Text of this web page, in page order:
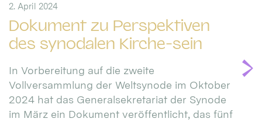
Dokument zu Perspektiven
des synodalen Kirche-sein
2. April 2024
In Vorbereitung auf die zweite
Vollversammlung der Weltsynode im Oktober
2024 hat das Generalsekretariat der Synode
im März ein Dokument veröffentlicht, das fünf